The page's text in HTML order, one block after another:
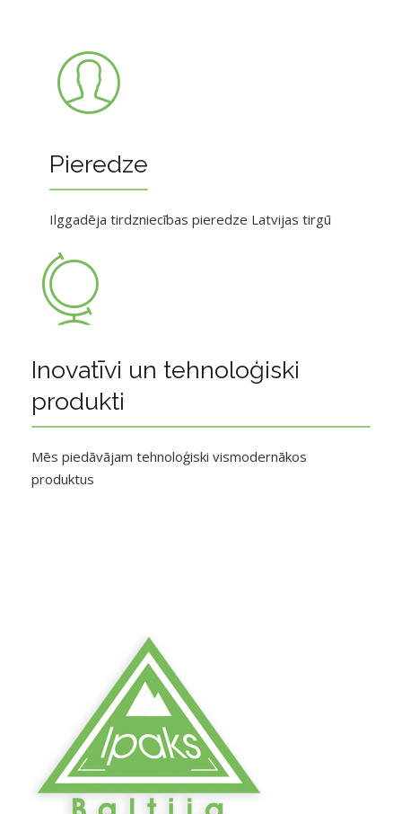
Pieredze
Ilggadēja tirdzniecības pieredze Latvijas tirgū
Inovatīvi un tehnoloģiski
produkti
Mēs piedāvājam tehnoloģiski vismodernākos
produktus